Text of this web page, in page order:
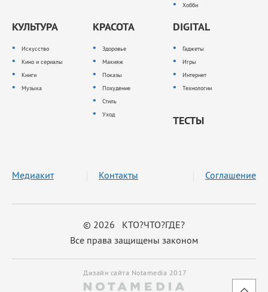
Хобби
КУЛЬТУРА
Искусство
Кино и сериалы
Книги
Музыка
КРАСОТА
Здоровье
Макияж
Показы
Похудение
Стиль
Уход
DIGITAL
Гаджеты
Игры
Интернет
Технологии
ТЕСТЫ
© 2026 КТО?ЧТО?ГДЕ?
Все права защищены законом
Медиакит Контакты Соглашение
Дизайн сайта Notamedia 2017